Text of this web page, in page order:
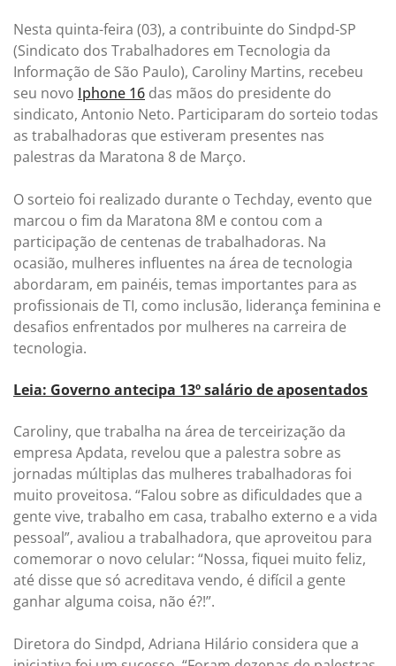
Nesta quinta-feira (03), a contribuinte do Sindpd-SP
(Sindicato dos Trabalhadores em Tecnologia da
Informação de São Paulo), Caroliny Martins, recebeu
seu novo Iphone 16 das mãos do presidente do
sindicato, Antonio Neto. Participaram do sorteio todas
as trabalhadoras que estiveram presentes nas
palestras da Maratona 8 de Março.
O sorteio foi realizado durante o Techday, evento que
marcou o fim da Maratona 8M e contou com a
participação de centenas de trabalhadoras. Na
ocasião, mulheres influentes na área de tecnologia
abordaram, em painéis, temas importantes para as
profissionais de TI, como inclusão, liderança feminina e
desafios enfrentados por mulheres na carreira de
tecnologia.
Leia: Governo antecipa 13º salário de aposentados
Caroliny, que trabalha na área de terceirização da
empresa Apdata, revelou que a palestra sobre as
jornadas múltiplas das mulheres trabalhadoras foi
muito proveitosa. “Falou sobre as dificuldades que a
gente vive, trabalho em casa, trabalho externo e a vida
pessoal”, avaliou a trabalhadora, que aproveitou para
comemorar o novo celular: “Nossa, fiquei muito feliz,
até disse que só acreditava vendo, é difícil a gente
ganhar alguma coisa, não é?!”.
Diretora do Sindpd, Adriana Hilário considera que a